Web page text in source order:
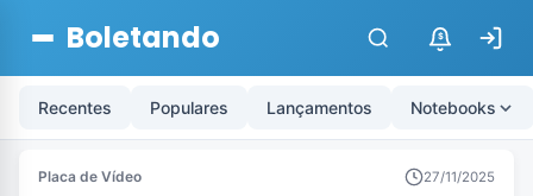
Boletando $
Recentes Populares Lançamentos Notebooks
Placa de Vídeo 27/11/2025